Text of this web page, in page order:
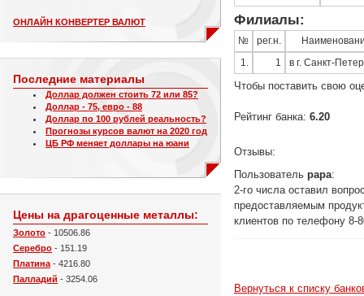
ОНЛАЙН КОНВЕРТЕР ВАЛЮТ
Последние материалы
Доллар должен стоить 72 или 85?
Доллар - 75, евро - 88
Доллар по 100 рублей реальность?
Прогнозы курсов валют на 2020 год
ЦБ РФ меняет доллары на юани
Цены на драгоценные металлы:
Золото - 10506.86
Серебро - 151.19
Платина - 4216.80
Палладий - 3254.06
Филиалы:
№ рег.н.
1. 1 в г. Санкт-
Чтобы поставить свою
Рейтинг банка: 6.20
Отзывы:
Пользователь papa:
2-го числа оставил
предоставляемым
клиентов по телефону 8-
Вернуться к списку